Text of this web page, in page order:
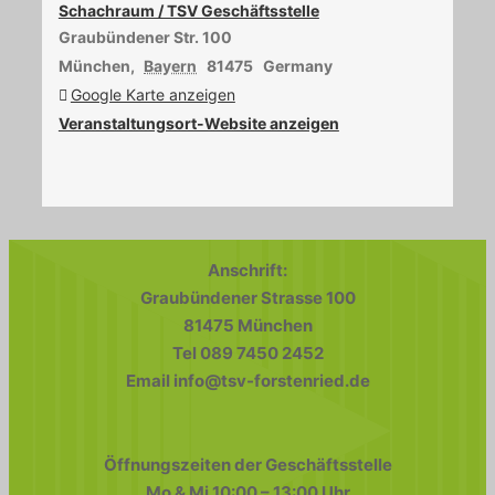
Schachraum / TSV Geschäftsstelle
Graubündener Str. 100
München, Bayern 81475 Germany
Google Karte anzeigen
Veranstaltungsort-Website anzeigen
Anschrift:
Graubündener Strasse 100
81475 München
Tel 089 7450 2452
Email info@tsv-forstenried.de
Öffnungszeiten der Geschäftsstelle